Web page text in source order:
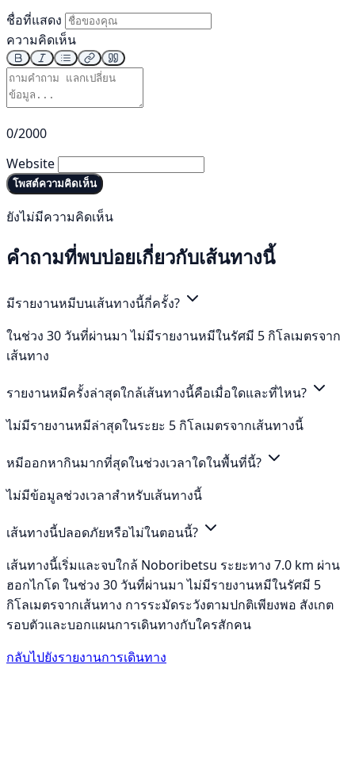
ชื่อที่แสดง
ความคิดเห็น
0/2000
Website
โพสต์ความคิดเห็น
ยังไม่มีความคิดเห็น
คำถามที่พบบ่อยเกี่ยวกับเส้นทางนี้
มีรายงานหมีบนเส้นทางนี้กี่ครั้ง?
ในช่วง 30 วันที่ผ่านมา ไม่มีรายงานหมีในรัศมี 5 กิโลเมตรจาก
เส้นทาง
รายงานหมีครั้งล่าสุดใกล้เส้นทางนี้คือเมื่อใดและที่ไหน?
ไม่มีรายงานหมีล่าสุดในระยะ 5 กิโลเมตรจากเส้นทางนี้
หมีออกหากินมากที่สุดในช่วงเวลาใดในพื้นที่นี้?
ไม่มีข้อมูลช่วงเวลาสำหรับเส้นทางนี้
เส้นทางนี้ปลอดภัยหรือไม่ในตอนนี้?
เส้นทางนี้เริ่มและจบใกล้ Noboribetsu ระยะทาง 7.0 km ผ่าน
ฮอกไกโด ในช่วง 30 วันที่ผ่านมา ไม่มีรายงานหมีในรัศมี 5
กิโลเมตรจากเส้นทาง การระมัดระวังตามปกติเพียงพอ สังเกต
รอบตัวและบอกแผนการเดินทางกับใครสักคน
กลับไปยังรายงานการเดินทาง